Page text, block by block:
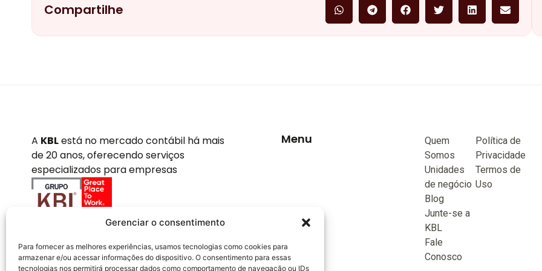
Gerenciar o consentimento
Para fornecer as melhores experiências, usamos tecnologias como cookies para
armazenar e/ou acessar informações do dispositivo. O consentimento para essas
tecnologias nos permitirá processar dados como comportamento de navegação ou IDs
Compartilhe
A KBLestá no mercado contábil há mais
de 20 anos, oferecendo serviços
especializados para empresas
Menu
Quem
Somos
Unidades
de negócio
Blog
Junte-se a
KBL
Fale
Conosco
Política de
Privacidade
Termos de
Uso